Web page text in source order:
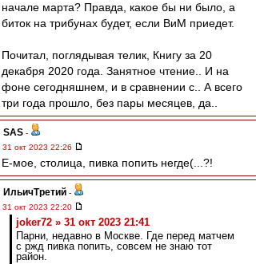
начале марта? Правда, какое бы ни было, а
биток на трибунах будет, если ВиМ приедет.
Почитал, поглядывая телик, Книгу за 20
декабря 2020 года. Занятное чтение.. И на
фоне сегодняшнем, и в сравнении с.. А всего
три года прошло, без пары месяцев, да..
SAS -
31 окт 2023 22:26
Е-мое, столица, пивка попить негде(...?!
ИльичТpeтий -
31 окт 2023 22:20
joker72 » 31 окт 2023 21:41
Парни, недавно в Москве. Где перед матчем
с ржд пивка попить, совсем не знаю тот
район.